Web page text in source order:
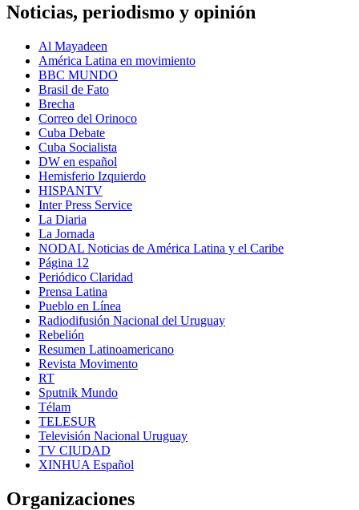
Noticias, periodismo y opinión
Al Mayadeen
América Latina en movimiento
BBC MUNDO
Brasil de Fato
Brecha
Correo del Orinoco
Cuba Debate
Cuba Socialista
DW en español
Hemisferio Izquierdo
HISPANTV
Inter Press Service
La Diaria
La Jornada
NODAL Noticias de América Latina y el Caribe
Página 12
Periódico Claridad
Prensa Latina
Pueblo en Línea
Radiodifusión Nacional del Uruguay
Rebelión
Resumen Latinoamericano
Revista Movimento
RT
Sputnik Mundo
Télam
TELESUR
Televisión Nacional Uruguay
TV CIUDAD
XINHUA Español
Organizaciones